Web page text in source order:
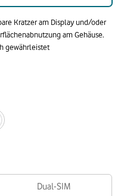
Kratzer am Display und/oder
am Gehäuse.
gewährleistet
Dual-SIM